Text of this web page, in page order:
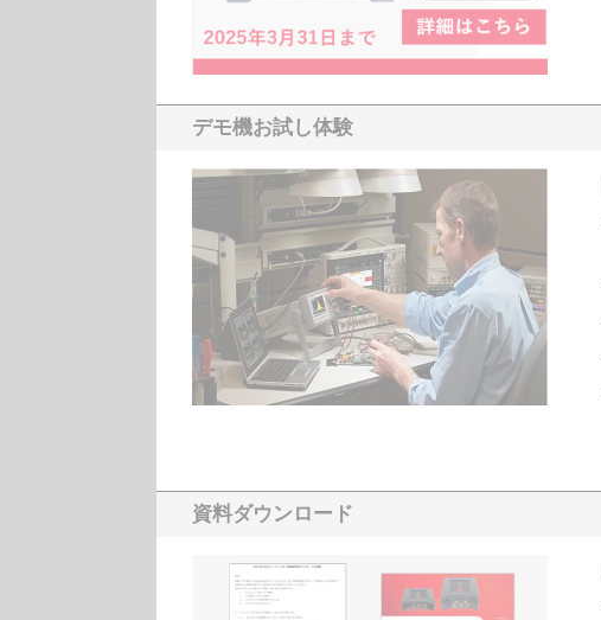
デモ機お試し体験
資料ダウンロード